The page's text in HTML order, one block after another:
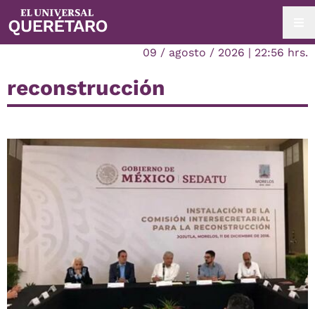
09 / agosto / 2026 | 22:56 hrs.
reconstrucción